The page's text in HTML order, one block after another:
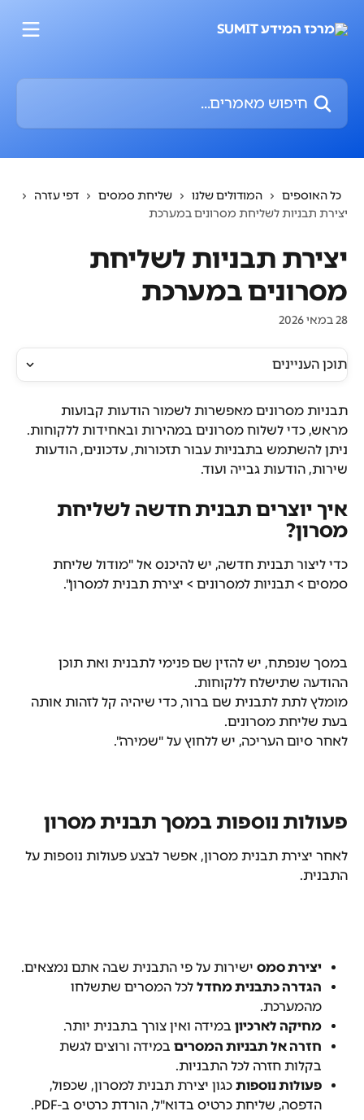
חיפוש מאמרים...
כל האוספים המודולים שלנו שליחת סמסים
דפי עזרה
יצירת תבניות לשליחת מסרונים במערכת
יצירת תבניות לשליחת
מסרונים במערכת
28 במאי 2026
תוכן העניינים
תבניות מסרונים מאפשרות לשמור הודעות קבועות
מראש, כדי לשלוח מסרונים במהירות ובאחידות ללקוחות.
ניתן להשתמש בתבניות עבור תזכורות, עדכונים, הודעות
שירות, הודעות גבייה ועוד.
איך יוצרים תבנית חדשה לשליחת
מסרון?
כדי ליצור תבנית חדשה, יש להיכנס אל "מודול שליחת
סמסים > תבניות למסרונים > יצירת תבנית למסרון".
במסך שנפתח, יש להזין שם פנימי לתבנית ואת תוכן
ההודעה שתישלח ללקוחות.
מומלץ לתת לתבנית שם ברור, כדי שיהיה קל לזהות אותה
בעת שליחת מסרונים.
לאחר סיום העריכה, יש ללחוץ על "שמירה".
פעולות נוספות במסך תבנית מסרון
לאחר יצירת תבנית מסרון, אפשר לבצע פעולות נוספות על
התבנית.
יצירת סמס ישירות על פי התבנית שבה אתם נמצאים.
הגדרה כתבנית מחדל לכל המסרים שתשלחו
מהמערכת.
מחיקה לארכיון במידה ואין צורך בתבנית יותר.
חזרה אל תבניות המסרים במידה ורוצים לגשת
בקלות חזרה לכל התבניות.
פעולות נוספות כגון יצירת תבנית למסרון, שכפול,
הדפסה, שליחת כרטיס בדוא"ל, הורדת כרטיס ב-PDF.